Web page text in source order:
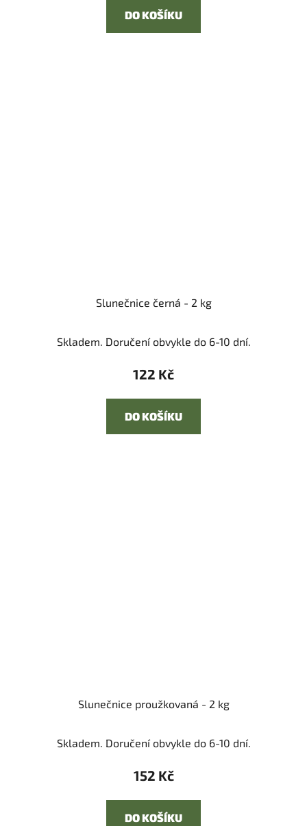
DO KOŠÍKU
Slunečnice černá - 2 kg
Skladem. Doručení obvykle do 6-10 dní.
122 Kč
DO KOŠÍKU
Slunečnice proužkovaná - 2 kg
Skladem. Doručení obvykle do 6-10 dní.
152 Kč
DO KOŠÍKU